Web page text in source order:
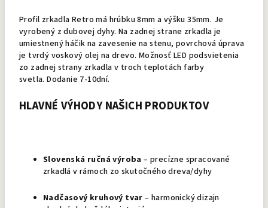
Profil zrkadla Retro má hrúbku 8mm a výšku 35mm. Je
vyrobený z dubovej dyhy. Na zadnej strane zrkadla je
umiestnený háčik na zavesenie na stenu, povrchová úprava
je tvrdý voskový olej na drevo. Možnosť LED podsvietenia
zo zadnej strany zrkadla v troch teplotách farby
svetla. Dodanie 7-10dní.
HLAVNÉ VÝHODY NAŠICH PRODUKTOV
Slovenská ručná výroba – precízne spracované
zrkadlá v rámoch zo skutočného dreva/dyhy
Nadčasový kruhový tvar – harmonický dizajn